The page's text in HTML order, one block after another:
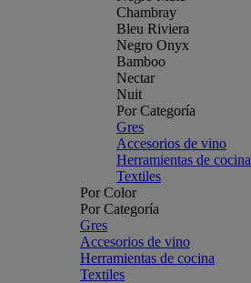
Chambray
Bleu Riviera
Negro Onyx
Bamboo
Nectar
Nuit
Por Categoría
Gres
Accesorios de vino
Herramientas de cocina
Textiles
Por Color
Por Categoría
Gres
Accesorios de vino
Herramientas de cocina
Textiles